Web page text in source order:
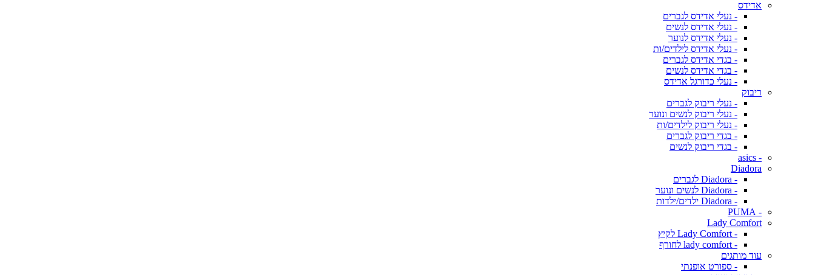
אדידס
- נעלי אדידס לגברים
- נעלי אדידס לנשים
- נעלי אדידס לנוער
- נעלי אדידס לילדים/ות
- בגדי אדידס לגברים
- בגדי אדידס לנשים
- נעלי כדורגל אדידס
ריבוק
- נעלי ריבוק לגברים
- נעלי ריבוק לנשים ונוער
- נעלי ריבוק לילדים/ות
- בגדי ריבוק לגברים
- בגדי ריבוק לנשים
- asics
Diadora
- Diadora לגברים
- Diadora לנשים ונוער
- Diadora ילדים/ילדות
- PUMA
Lady Comfort
- Lady Comfort לקיץ
- lady comfort לחורף
עוד מותגים
- ספורט אופנתי